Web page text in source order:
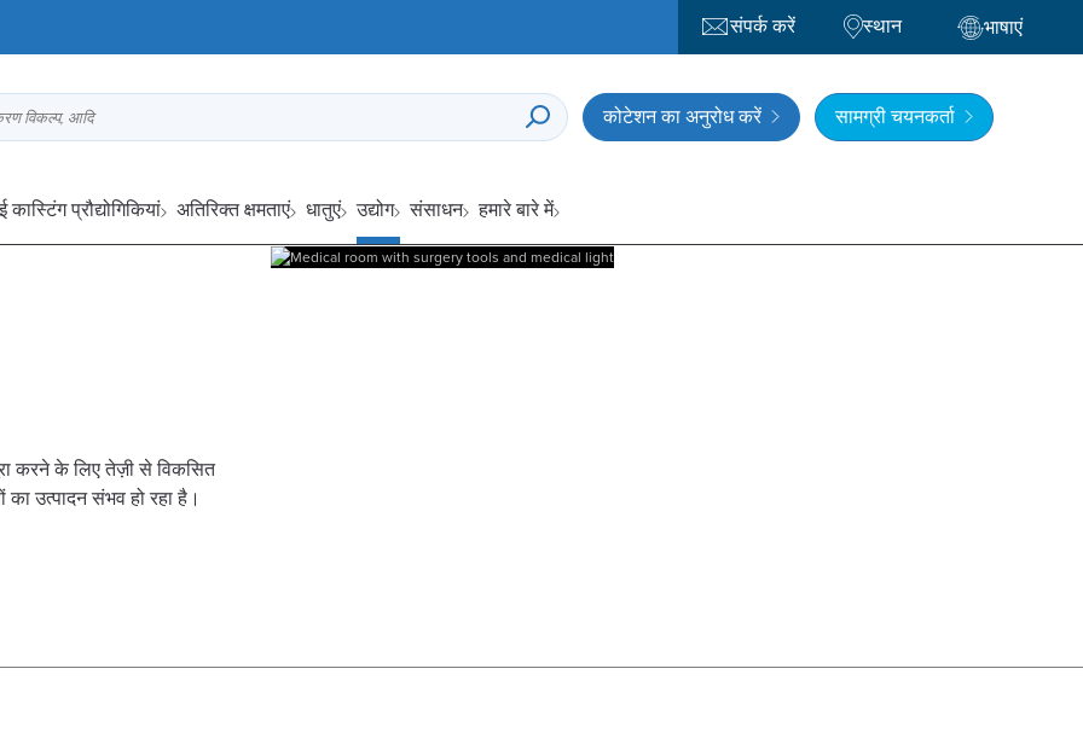
संपर्क करें स्थान भाषाएं
विकल्प, आदि कोटेशन का अनुरोध करें सामग्री चयनकर्ता
कास्टिंग प्रौद्योगिकियां अतिरिक्त क्षमताएं धातुएं उद्योग संसाधन हमारे बारे में
करने के लिए तेज़ी से विकसित
उत्पादन संभव हो रहा है।